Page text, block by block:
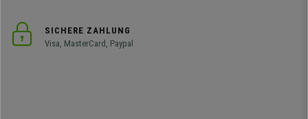
SICHERE ZAHLUNG
Visa, MasterCard, Paypal